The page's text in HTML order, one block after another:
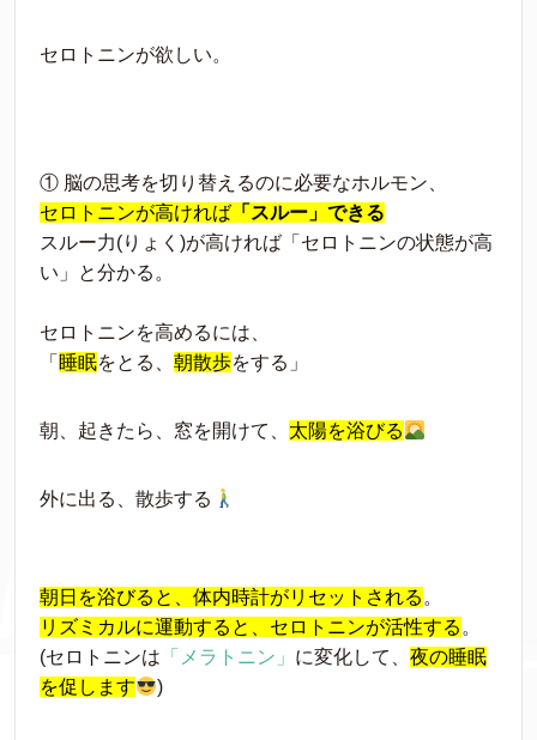
セロトニンが欲しい。
① 脳の思考を切り替えるのに必要なホルモン、
セロトニンが高ければ 「スルー」できる
スルー力(りょく)が高ければ「セロトニンの状態が高
い」と分かる。
セロトニンを高めるには、
「 睡眠をとる、 朝散歩をする」
朝、起きたら、窓を開けて、 太陽を浴びる
外に出る、散歩する
朝日を浴びると、体内時計がリセットされる 。
リズミカルに運動すると、セロトニンが活性する 。
(セロトニンは 「メラトニン」 に変化して、 夜の睡眠
を促します
)